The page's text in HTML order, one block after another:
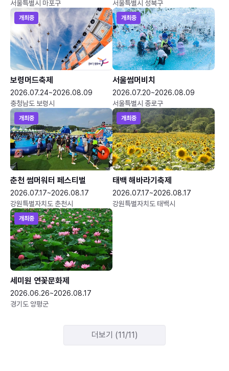
서울특별시 마포구
서울특별시 성북구
개최중
보령머드축제
2026.07.24~2026.08.09
충청남도 보령시
개최중
서울썸머비치
2026.07.20~2026.08.09
서울특별시 종로구
개최중
춘천 썸머워터 페스티벌
2026.07.17~2026.08.17
강원특별자치도 춘천시
개최중
태백 해바라기축제
2026.07.17~2026.08.17
강원특별자치도 태백시
개최중
세미원 연꽃문화제
2026.06.26~2026.08.17
경기도 양평군
더보기 (11/11)